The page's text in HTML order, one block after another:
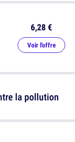
la pollution
6,28 €
Voir l'offre